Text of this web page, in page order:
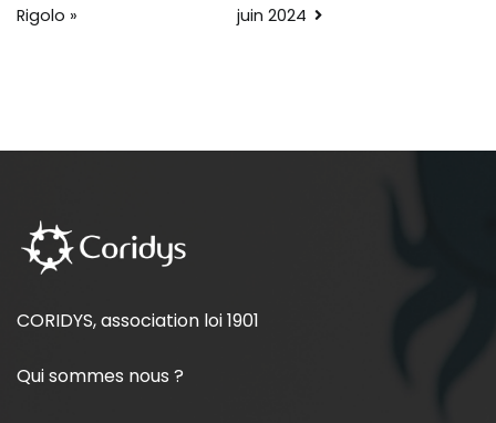
Rigolo »
juin 2024
CORIDYS, association loi 1901
Qui sommes nous ?